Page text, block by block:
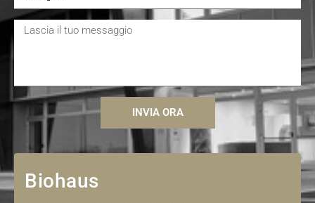
INVIA ORA
Biohaus